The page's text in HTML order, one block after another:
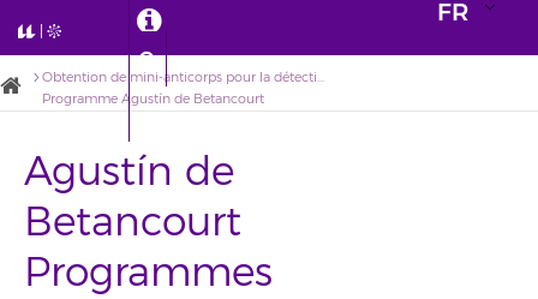
FR
Obtention de mini-anticorps pour la détection de la protéine Klotho par immunisation de dromadaires (Camelus dromedarius) aux îles Canaries (AnKloCam)
Programme Agustín de Betancourt
Agustín de
Betancourt
Programmes